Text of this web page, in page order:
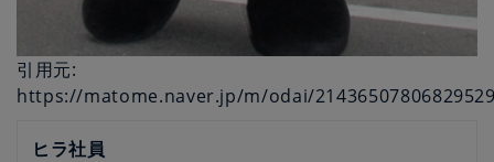
引用元:
https://matome.naver.jp/m/odai/
ヒラ社員